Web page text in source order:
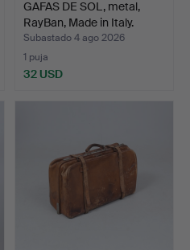
GAFAS DE SOL, metal,
RayBan, Made in Italy.
Subastado 4 ago 2026
1 puja
32 USD